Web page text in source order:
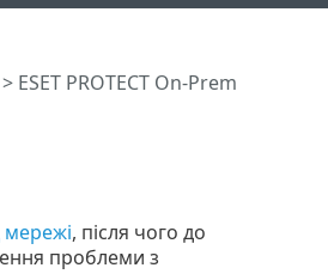
> ESET PROTECT On-Prem
мережі, після чого до
проблеми з